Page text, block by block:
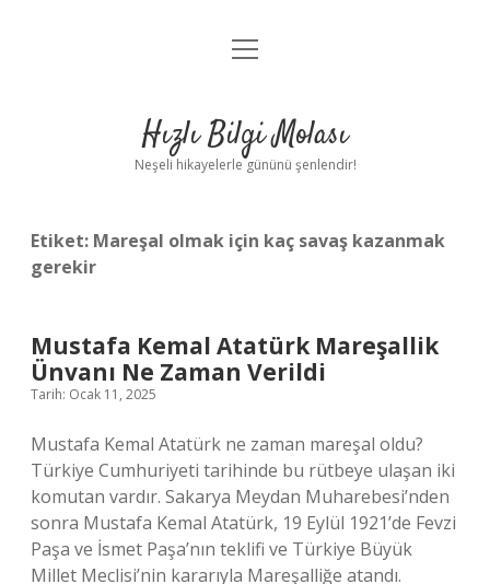
Anasayfa
Yasal Uyarı
menüyü
Hızlı Bilgi Molası
Neşeli hikayelerle gününü şenlendir!
Etiket: Mareşal olmak için kaç savaş kazanmak
gerekir
Mustafa Kemal Atatürk Mareşallik
Ünvanı Ne Zaman Verildi
Tarih: Ocak 11, 2025
Mustafa Kemal Atatürk ne zaman mareşal oldu?
Türkiye Cumhuriyeti tarihinde bu rütbeye ulaşan iki
komutan vardır. Sakarya Meydan Muharebesi’nden
sonra Mustafa Kemal Atatürk, 19 Eylül 1921’de Fevzi
Paşa ve İsmet Paşa’nın teklifi ve Türkiye Büyük
Millet Meclisi’nin kararıyla Mareşalliğe atandı.